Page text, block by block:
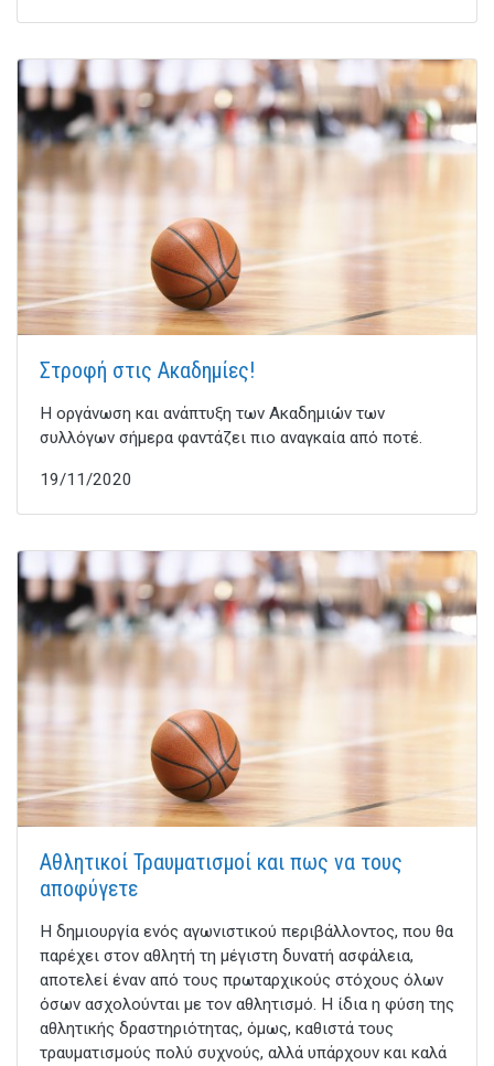
Στροφή στις Ακαδημίες!
Η οργάνωση και ανάπτυξη των Ακαδημιών των
συλλόγων σήμερα φαντάζει πιο αναγκαία από ποτέ.
19/11/2020
Αθλητικοί Τραυματισμοί και πως να τους
αποφύγετε
Η δημιουργία ενός αγωνιστικού περιβάλλοντος, που θα
παρέχει στον αθλητή τη μέγιστη δυνατή ασφάλεια,
αποτελεί έναν από τους πρωταρχικούς στόχους όλων
όσων ασχολούνται με τον αθλητισμό. Η ίδια η φύση της
αθλητικής δραστηριότητας, όμως, καθιστά τους
τραυματισμούς πολύ συχνούς, αλλά υπάρχουν και καλά